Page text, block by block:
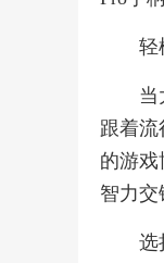
轻
当
跟着
的游
智力交
选